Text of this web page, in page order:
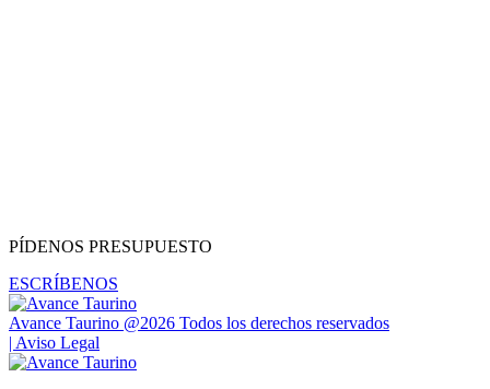
PÍDENOS PRESUPUESTO
ESCRÍBENOS
Avance Taurino @2026 Todos los derechos reservados
| Aviso Legal